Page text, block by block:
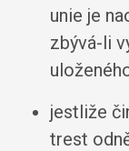
unie je
zbývá-li
jestliže
trest